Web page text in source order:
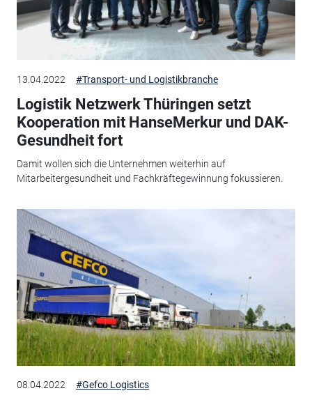
13.04.2022 #Transport- und Logistikbranche
Logistik Netzwerk Thüringen setzt
Kooperation mit HanseMerkur und DAK-
Gesundheit fort
Damit wollen sich die Unternehmen weiterhin auf
Mitarbeitergesundheit und Fachkräftegewinnung fokussieren.
08.04.2022 #Gefco Logistics